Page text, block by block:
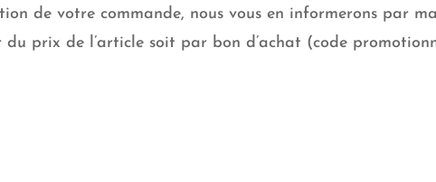
de votre commande, nous vous en informerons par
prix de l’article soit par bon d’achat (code